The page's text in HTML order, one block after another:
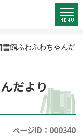
書館ふわふわちゃんだ
だより
ページID：000340